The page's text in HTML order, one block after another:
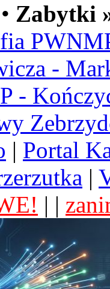
Zabytki
-
-
| Portal
|
| |